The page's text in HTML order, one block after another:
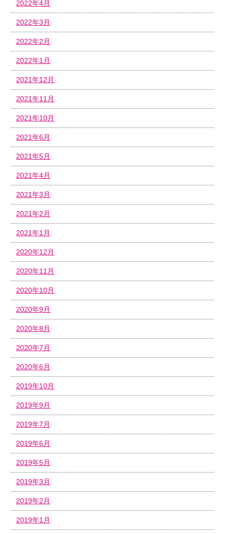
2022年4月
2022年3月
2022年2月
2022年1月
2021年12月
2021年11月
2021年10月
2021年6月
2021年5月
2021年4月
2021年3月
2021年2月
2021年1月
2020年12月
2020年11月
2020年10月
2020年9月
2020年8月
2020年7月
2020年6月
2019年10月
2019年9月
2019年7月
2019年6月
2019年5月
2019年3月
2019年2月
2019年1月